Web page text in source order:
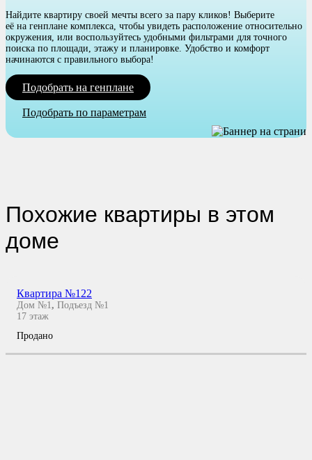
Найдите квартиру своей мечты всего за пару кликов! Выберите
её на генплане комплекса, чтобы увидеть расположение относительно
окружения, или воспользуйтесь удобными фильтрами для точного
поиска по площади, этажу и планировке. Удобство и комфорт
начинаются с правильного выбора!
Подобрать на генплане
Подобрать по параметрам
Похожие квартиры в этом
доме
Квартира №122
Дом №1, Подъезд №1
17 этаж
Продано